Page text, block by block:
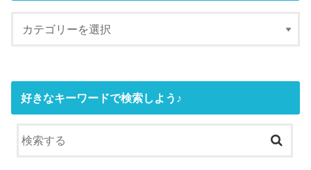
好きなキーワードで検索しよう♪